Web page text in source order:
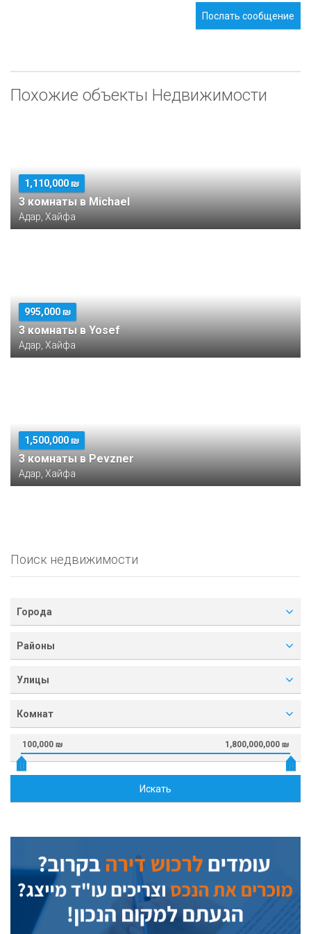
Послать сообщение
Похожие объекты Недвижимости
1,110,000 ₪
3 комнаты в Michael
Адар, Хайфа
995,000 ₪
3 комнаты в Yosef
Адар, Хайфа
1,500,000 ₪
3 комнаты в Pevzner
Адар, Хайфа
Поиск недвижимости
Города
Районы
Улицы
Комнат
100,000 ₪ 1,800,000,000 ₪
Искать